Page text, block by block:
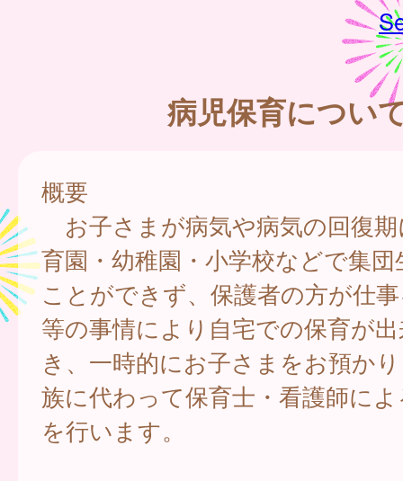
病児保育につい
概要
お子さまが病気や病気の回復
育園・幼稚園・小学校などで集
ことができず、保護者の方が仕
等の事情により自宅での保育が
き、一時的にお子さまをお預か
族に代わって保育士・看護師に
を行います。